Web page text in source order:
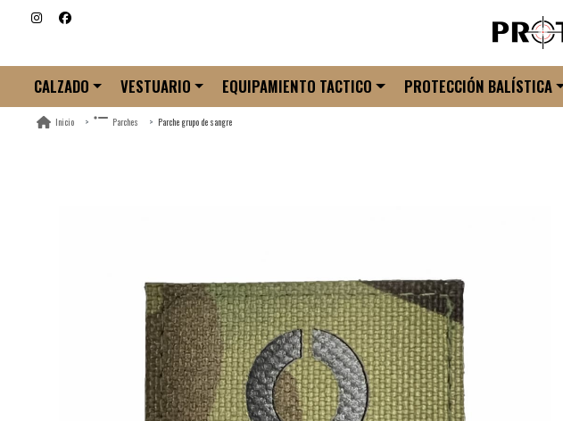
CALZADO VESTUARIO EQUIPAMIENTO TACTICO PROTECCIÓN BALÍSTICA
Inicio Parches Parche grupo de sangre